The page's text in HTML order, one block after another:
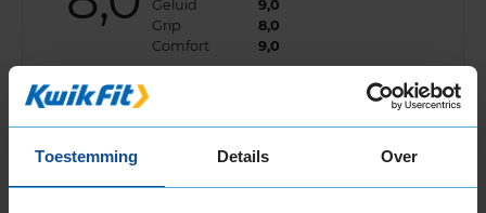
Toestemming Details Over
Geluid
9,0
Grip
8,0
Comfort
9,0
Band
Datum beoordeling
Kilometer per jaar10.000 tot 25.000 km